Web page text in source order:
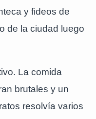
y fideos de
de la ciudad luego
La comida
brutales y un
resolvía varios